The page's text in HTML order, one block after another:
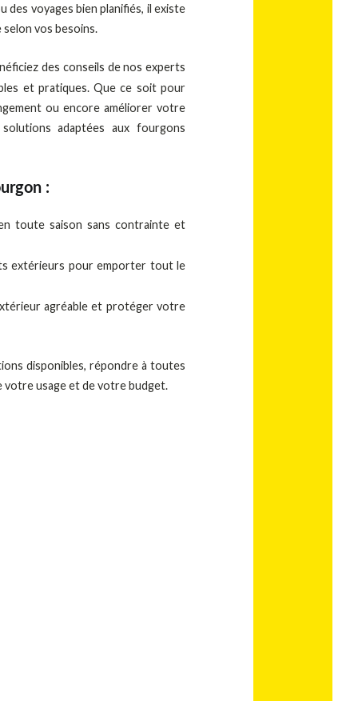
des voyages bien planifiés, il existe
vos besoins.
des conseils de nos experts
et pratiques. Que ce soit pour
ou encore améliorer votre
adaptées aux fourgons
:
toute saison sans contrainte et
extérieurs pour emporter tout le
agréable et protéger votre
disponibles, répondre à toutes
votre usage et de votre budget.